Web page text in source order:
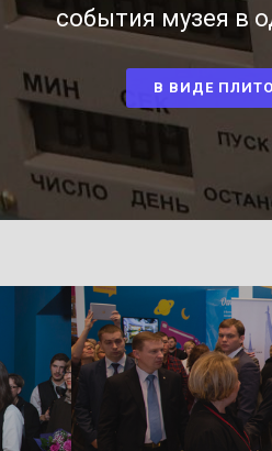
события музея в
В ВИДЕ